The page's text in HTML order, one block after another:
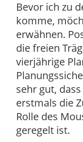
Bevor ich zu
komme,
erwähnen.
die freien
vierjährige
sehr gut,
erstmals die
Rolle des
geregelt ist.